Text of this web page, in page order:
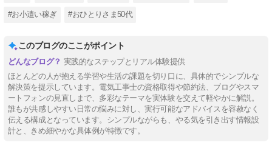
#お小遣い稼ぎ #おひとりさま50代
このブログのここがポイント
実践的なステップとリアル体験提供
ほとんどの人が抱える学習や生活の課題を切り口に、具体的でシンプルな
解決策を提示しています。電気工事士の資格取得や節約法、ブログやスマ
ートフォンの見直しまで、多彩なテーマを実体験を交えて軽やかに解説。
誰もが共感しやすい日常の悩みに対し、実行可能なアドバイスを容赦なく
伝える構成となっています。シンプルながらも、やる気を引き出す情報設
計と、きめ細やかな具体例が特徴です。